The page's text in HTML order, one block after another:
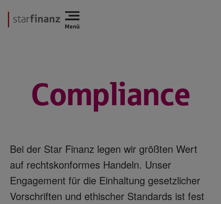
Compliance
Bei der Star Finanz legen wir größten Wert
auf rechtskonformes Handeln. Unser
Engagement für die Einhaltung gesetzlicher
Vorschriften und ethischer Standards ist fest